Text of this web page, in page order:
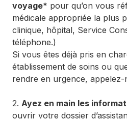
voyage* pour qu’on vous
médicale appropriée la plus
clinique, hôpital, Service
téléphone.)
Si vous êtes déjà pris en
établissement de soins ou
rendre en urgence, appelez-
2. Ayez en main les
ouvrir votre dossier